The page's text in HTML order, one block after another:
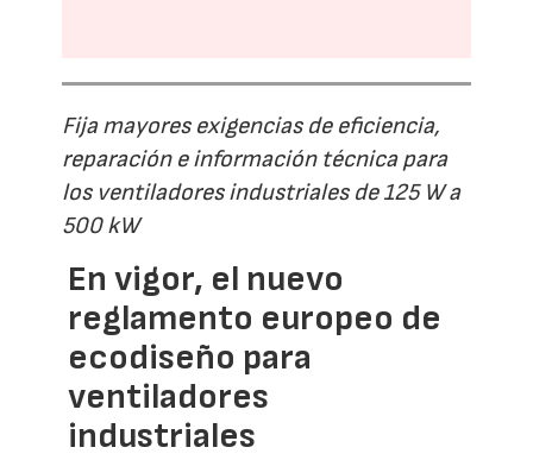
Fija mayores exigencias de eficiencia,
reparación e información técnica para
los ventiladores industriales de 125 W a
500 kW
En vigor, el nuevo
reglamento europeo de
ecodiseño para
ventiladores
industriales